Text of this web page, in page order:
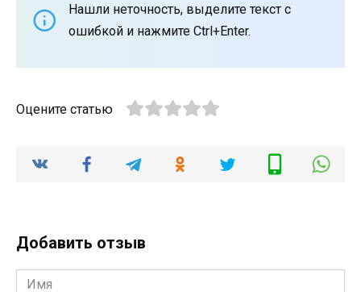
Нашли неточность, выделите текст с
ошибкой и нажмите Ctrl+Enter.
Оцените статью
Добавить отзыв
Имя